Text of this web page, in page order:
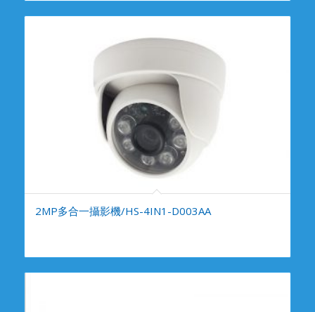
2MP多合一攝影機/HS-4IN1-D003AA